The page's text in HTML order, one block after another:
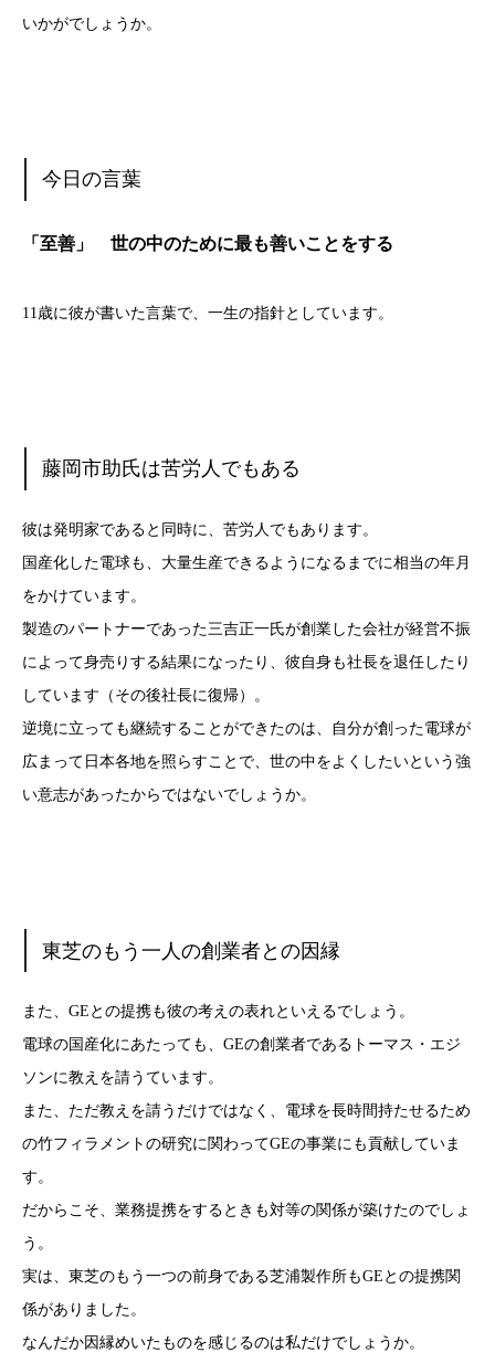
いかがでしょうか。
今日の言葉
「至善」 世の中のために最も善いことをする
11歳に彼が書いた言葉で、一生の指針としています。
藤岡市助氏は苦労人でもある
彼は発明家であると同時に、苦労人でもあります。
国産化した電球も、大量生産できるようになるまでに相当の年月
をかけています。
製造のパートナーであった三吉正一氏が創業した会社が経営不振
によって身売りする結果になったり、彼自身も社長を退任したり
しています（その後社長に復帰）。
逆境に立っても継続することができたのは、自分が創った電球が
広まって日本各地を照らすことで、世の中をよくしたいという強
い意志があったからではないでしょうか。
東芝のもう一人の創業者との因縁
また、GEとの提携も彼の考えの表れといえるでしょう。
電球の国産化にあたっても、GEの創業者であるトーマス・エジ
ソンに教えを請うています。
また、ただ教えを請うだけではなく、電球を長時間持たせるため
の竹フィラメントの研究に関わってGEの事業にも貢献していま
す。
だからこそ、業務提携をするときも対等の関係が築けたのでしょ
う。
実は、東芝のもう一つの前身である芝浦製作所もGEとの提携関
係がありました。
なんだか因縁めいたものを感じるのは私だけでしょうか。